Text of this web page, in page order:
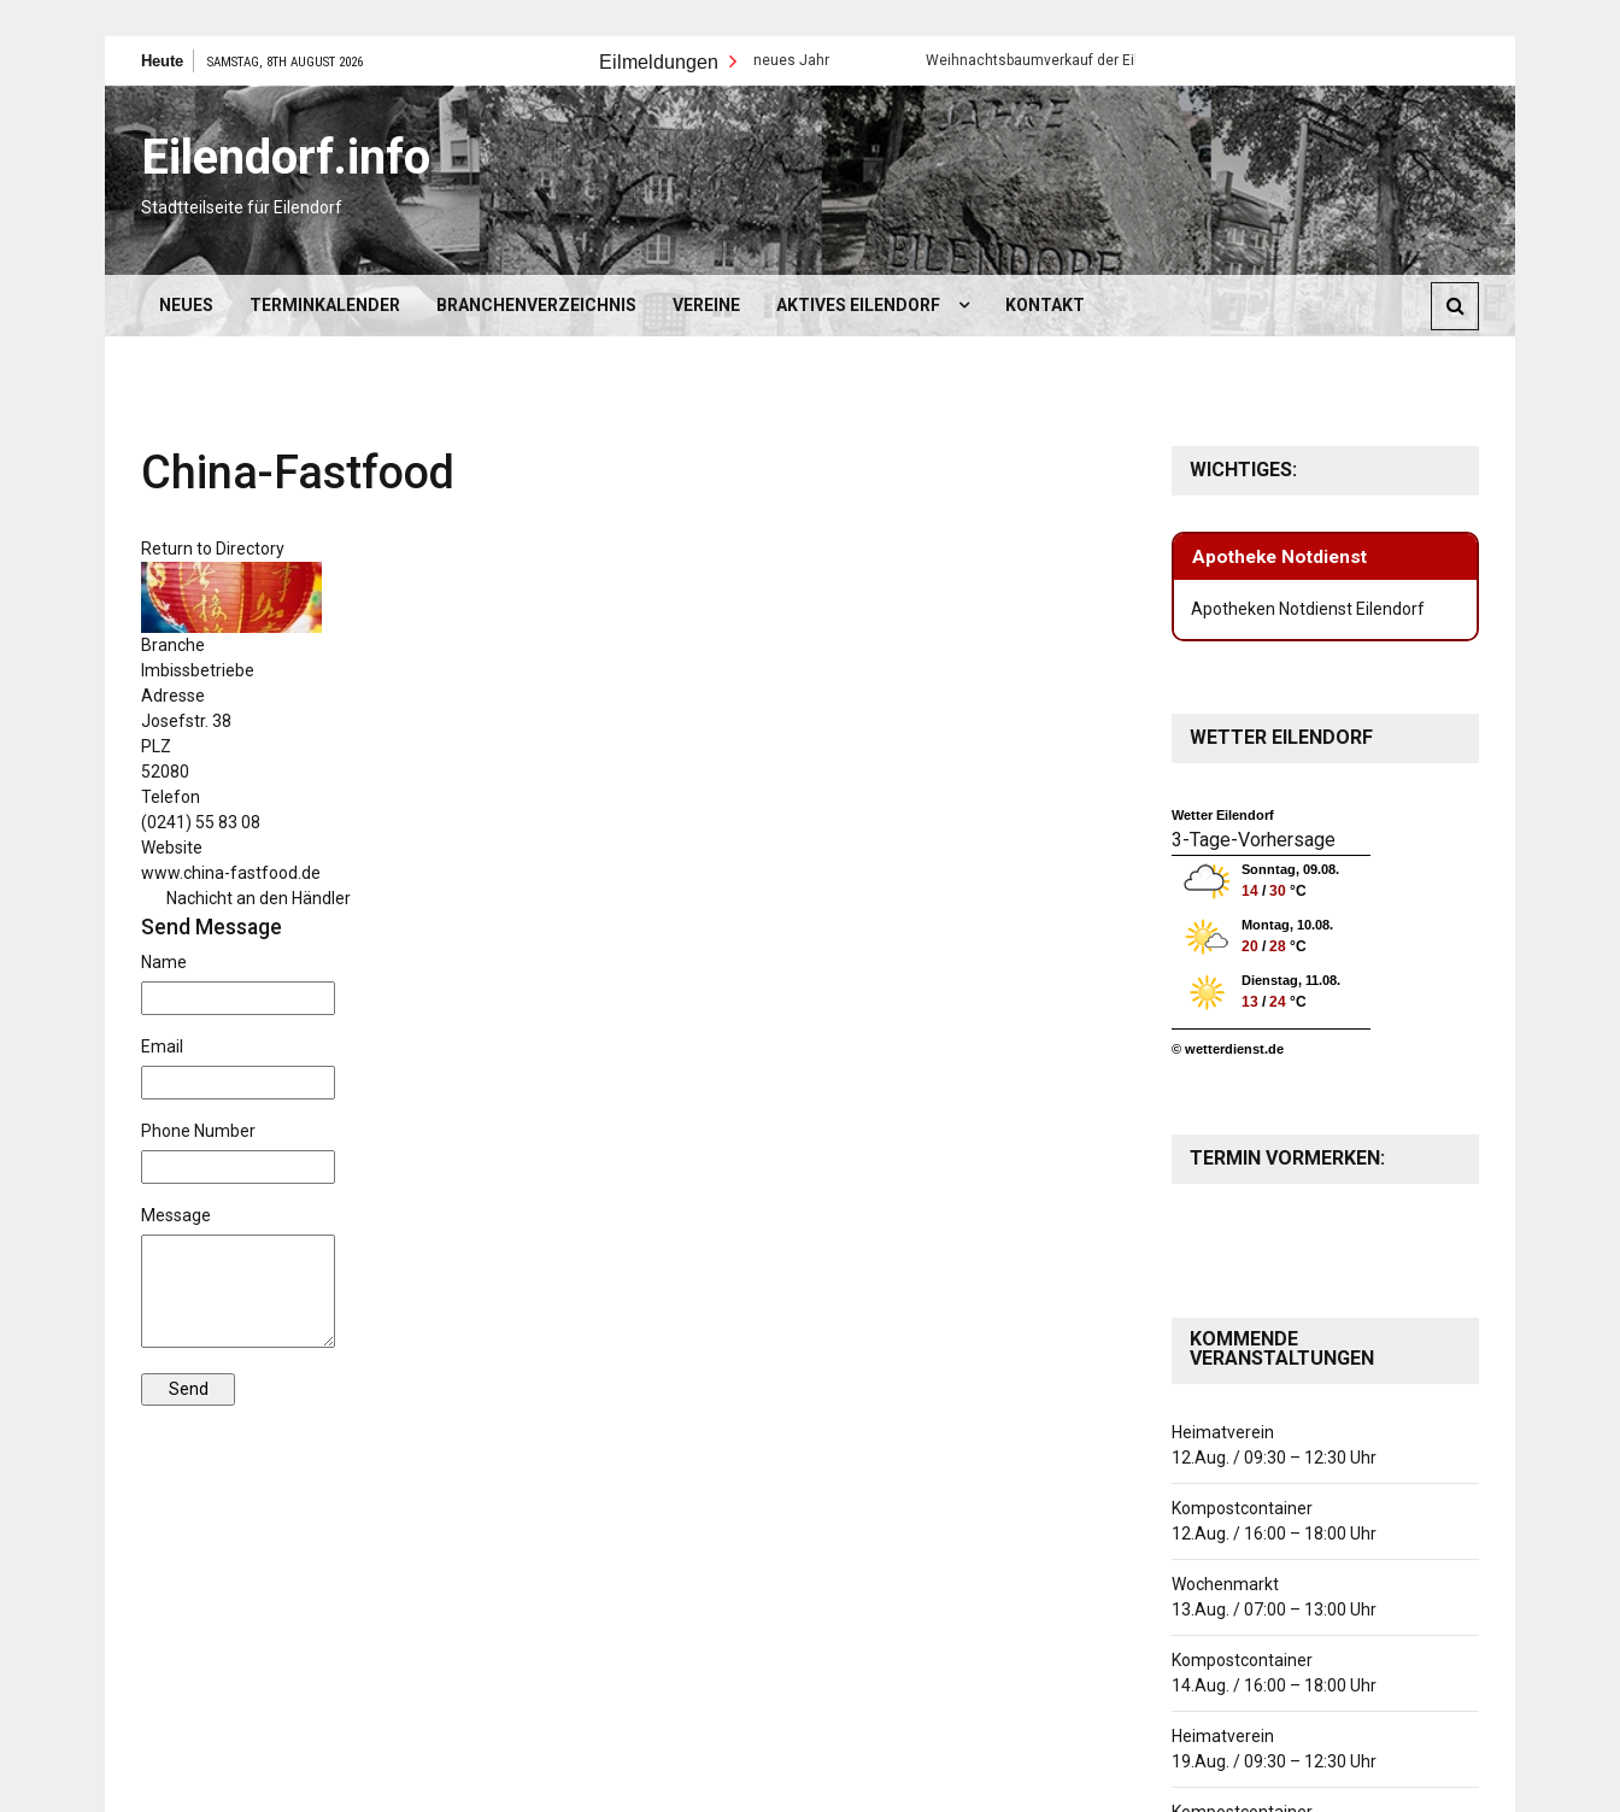
Inhalt
springen
Heute SAMSTAG, 8TH AUGUST 2026 Eilmeldungen
Frohes neues Jahr Weihnachtsbaumverkauf der Eilendorfer Pfadfinder
Eilendorf.info
Stadtteilseite für Eilendorf
NEUES TERMINKALENDER BRANCHENVERZEICHNIS VEREINE AKTIVES EILENDORF KONTAKT
China-Fastfood
Return to Directory
Branche
Imbissbetriebe
Adresse
Josefstr. 38
PLZ
52080
Telefon
(0241) 55 83 08
Website
www.china-fastfood.de
Nachicht an den Händler
Send Message
Name
Email
Phone Number
Message
WICHTIGES:
Apotheke Notdienst
Apotheken Notdienst Eilendorf
WETTER EILENDORF
Wetter Eilendorf
3-Tage-Vorhersage
Sonntag, 09.08.
14 /30 °C
Montag, 10.08.
20 /28 °C
Dienstag, 11.08.
13 /24 °C
© wetterdienst.de
TERMIN VORMERKEN:
KOMMENDE
VERANSTALTUNGEN
Heimatverein
12.Aug. /09:30 – 12:30 Uhr
Kompostcontainer
12.Aug. / 16:00 – 18:00 Uhr
Wochenmarkt
13.Aug. /07:00 – 13:00 Uhr
Kompostcontainer
14.Aug. / 16:00 – 18:00 Uhr
Heimatverein
19.Aug. /09:30 – 12:30 Uhr